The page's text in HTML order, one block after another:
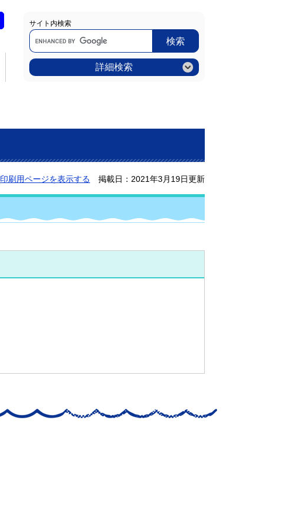
サイト内検索
Google
カ
ス
タ
ム
検
詳細検索
印刷用ページを表示する 掲載日：2021年3月19日更新